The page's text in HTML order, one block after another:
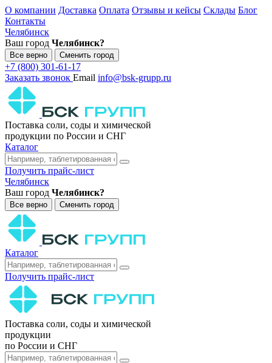
О компании Доставка Оплата Отзывы и кейсы Склады Блог
Контакты
Челябинск
Ваш город Челябинск?
Все верно Сменить город
+7 (800) 301-61-17
Заказать звонок Email info@bsk-grupp.ru
Поставка соли, соды и химической
продукции по России и СНГ
Каталог
Получить прайс-лист
Челябинск
Ваш город Челябинск?
Все верно Сменить город
Каталог
Получить прайс-лист
Поставка соли, соды и химической
продукции
по России и СНГ